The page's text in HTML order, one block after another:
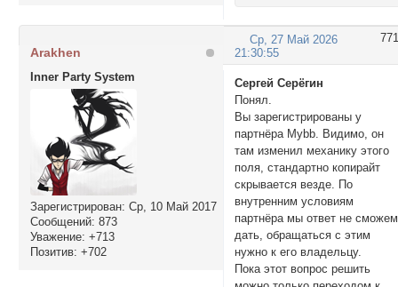
771
Ср, 27 Май 2026
21:30:55
Arakhen
Inner Party System
Зарегистрирован: Ср, 10 Май 2017
Сообщений: 873
Уважение: +713
Позитив: +702
Сергей Серёгин
Понял.
Вы зарегистрированы у
партнёра Mybb. Видимо, он
там изменил механику этого
поля, стандартно копирайт
скрывается везде. По
внутренним условиям
партнёра мы ответ не сможем
дать, обращаться с этим
нужно к его владельцу.
Пока этот вопрос решить